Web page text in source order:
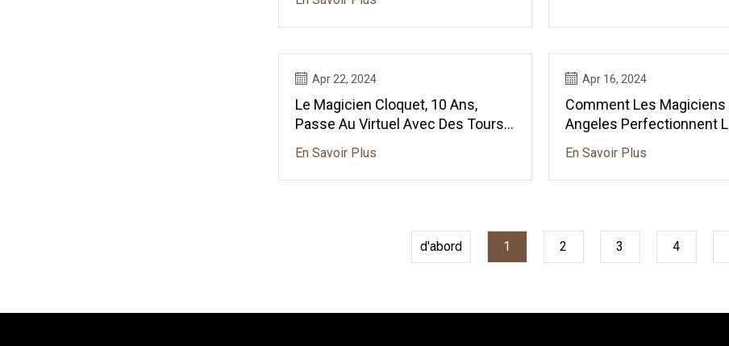
Apr 22, 2024
Le Magicien Cloquet, 10 Ans,
Passe Au Virtuel Avec Des Tours
En Savoir Plus
Apr 16, 2024
Comment Les Magiciens
Angeles Perfectionnent
Privés
En Savoir Plus
d'abord 1 2 3 4